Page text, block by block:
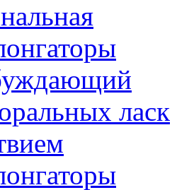
ласк